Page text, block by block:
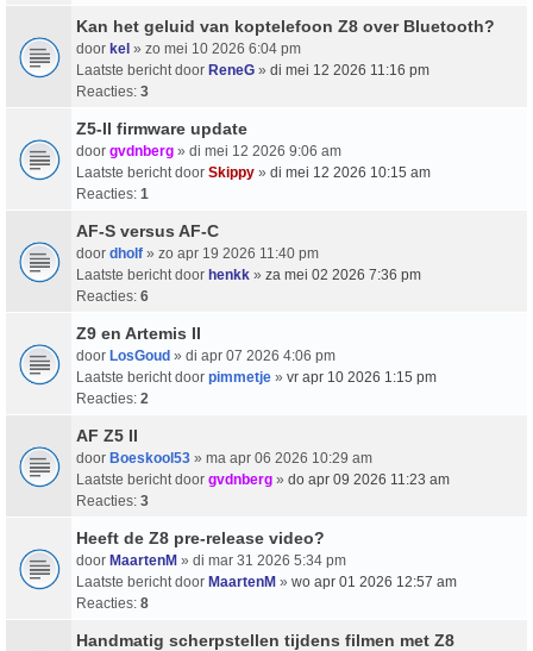
Kan het geluid van koptelefoon Z8 over Bluetooth?
door kel » zo mei 10 2026 6:04 pm
Laatste bericht door ReneG » di mei 12 2026 11:16 pm
Reacties: 3
Z5-II firmware update
door gvdnberg » di mei 12 2026 9:06 am
Laatste bericht door Skippy » di mei 12 2026 10:15 am
Reacties: 1
AF-S versus AF-C
door dholf » zo apr 19 2026 11:40 pm
Laatste bericht door henkk » za mei 02 2026 7:36 pm
Reacties: 6
Z9 en Artemis II
door LosGoud » di apr 07 2026 4:06 pm
Laatste bericht door pimmetje » vr apr 10 2026 1:15 pm
Reacties: 2
AF Z5 II
door Boeskool53 » ma apr 06 2026 10:29 am
Laatste bericht door gvdnberg » do apr 09 2026 11:23 am
Reacties: 3
Heeft de Z8 pre-release video?
door MaartenM » di mar 31 2026 5:34 pm
Laatste bericht door MaartenM » wo apr 01 2026 12:57 am
Reacties: 8
Handmatig scherpstellen tijdens filmen met Z8